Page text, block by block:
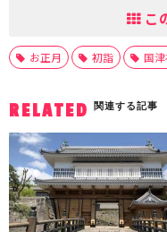
こ
お正月 初詣 国
RELATED 関連する記事